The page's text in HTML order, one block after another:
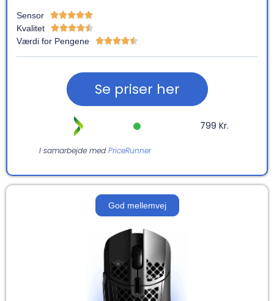
Sensor 
Kvalitet 
Værdi for Pengene 
Se priser her
799 Kr.
I samarbejde med PriceRunner
God mellemvej